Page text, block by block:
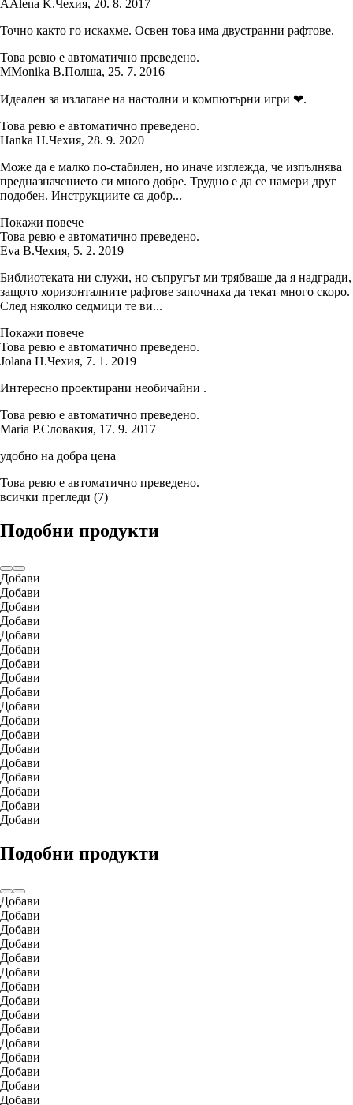
AAlena K.Чехия, 20. 8. 2017
Точно както го искахме. Освен това има двустранни рафтове.
Това ревю е автоматично преведено.
MMonika B.Полша, 25. 7. 2016
Идеален за излагане на настолни и компютърни игри ❤.
Това ревю е автоматично преведено.
Hanka H.Чехия, 28. 9. 2020
Може да е малко по-стабилен, но иначе изглежда, че изпълнява
предназначението си много добре. Трудно е да се намери друг
подобен. Инструкциите са добр...
Покажи повече
Това ревю е автоматично преведено.
Eva B.Чехия, 5. 2. 2019
Библиотеката ни служи, но съпругът ми трябваше да я надгради,
защото хоризонталните рафтове започнаха да текат много скоро.
След няколко седмици те ви...
Покажи повече
Това ревю е автоматично преведено.
Jolana H.Чехия, 7. 1. 2019
Интересно проектирани необичайни .
Това ревю е автоматично преведено.
Maria P.Словакия, 17. 9. 2017
удобно на добра цена
Това ревю е автоматично преведено.
всички прегледи (7)
Подобни продукти
Добави
Добави
Добави
Добави
Добави
Добави
Добави
Добави
Добави
Добави
Добави
Добави
Добави
Добави
Добави
Добави
Добави
Добави
Подобни продукти
Добави
Добави
Добави
Добави
Добави
Добави
Добави
Добави
Добави
Добави
Добави
Добави
Добави
Добави
Добави